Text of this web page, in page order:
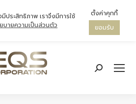
Search:
ประสิทธิภาพ เราจึงมีการใช้
บายความเป็นส่วนตัว
ตั้งค่าคุกกี้
ยอมรับ